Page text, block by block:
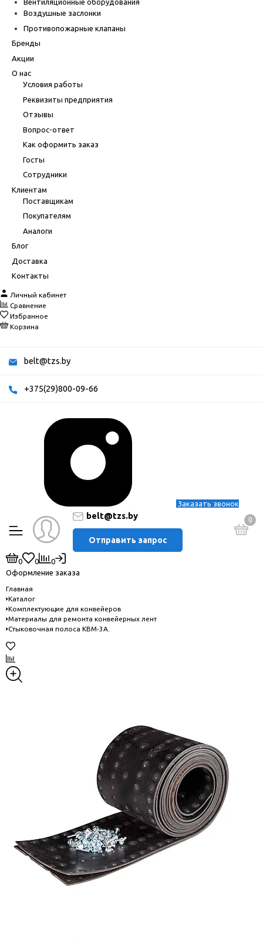
Вентиляционные оборудования
Воздушные заслонки
Противопожарные клапаны
Бренды
Акции
О нас
Условия работы
Реквизиты предприятия
Отзывы
Вопрос-ответ
Как оформить заказ
Госты
Сотрудники
Клиентам
Поставщикам
Покупателям
Аналоги
Блог
Доставка
Контакты
Личный кабинет
Сравнение
Избранное
Корзина
belt@tzs.by
+375(29)800-09-66
Заказать звонок
belt@tzs.by
Отправить запрос
0
0 0
0
Оформление заказа
Главная
Каталог
Комплектующие для конвейеров
Материалы для ремонта конвейерных лент
Стыковочная полоса КВМ-3А.